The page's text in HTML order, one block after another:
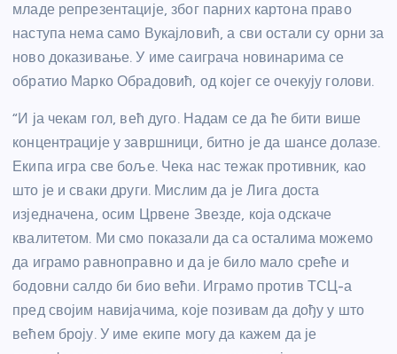
младе репрезентације, због парних картона право
наступа нема само Вукајловић, а сви остали су орни за
ново доказивање. У име саиграча новинарима се
обратио Марко Обрадовић, од којег се очекују голови.
“И ја чекам гол, већ дуго. Надам се да ће бити више
концентрације у завршници, битно је да шансе долазе.
Екипа игра све боље. Чека нас тежак противник, као
што је и сваки други. Мислим да је Лига доста
изједначена, осим Црвене Звезде, која одскаче
квалитетом. Ми смо показали да са осталима можемо
да играмо равноправно и да је било мало среће и
бодовни салдо би био већи. Играмо против ТСЦ-а
пред својим навијачима, које позивам да дођу у што
већем броју. У име екипе могу да кажем да је